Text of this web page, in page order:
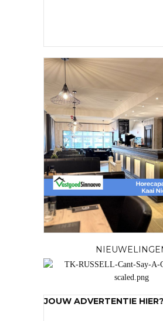
JOUW ADVERTENTIE HIER?